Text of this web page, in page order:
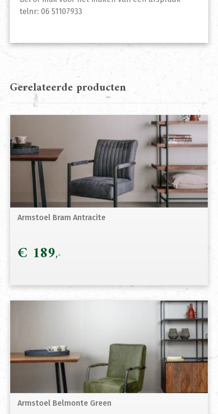
telnr: 06 51107933
Gerelateerde producten
Armstoel Bram Antracite
€ 189
Armstoel Belmonte Green